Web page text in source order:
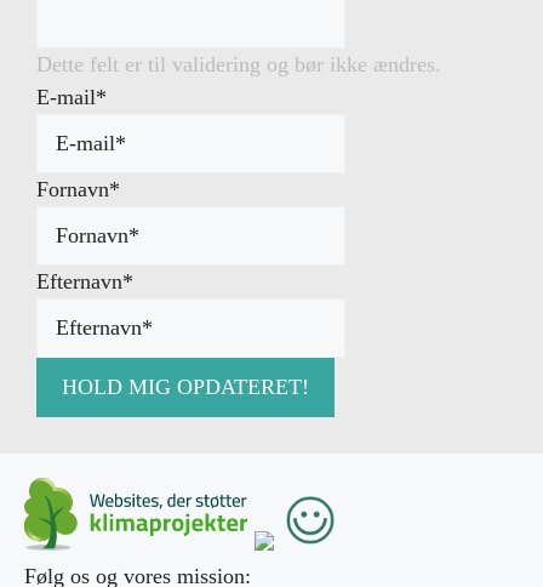
Dette felt er til validering og bør ikke ændres.
E-mail*
Fornavn*
Efternavn*
Følg os og vores mission: